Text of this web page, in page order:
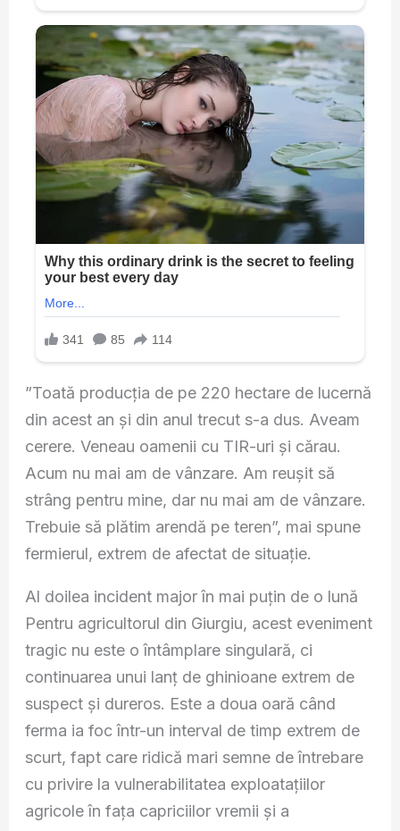
”Toată producția de pe 220 hectare de lucernă
din acest an și din anul trecut s-a dus. Aveam
cerere. Veneau oamenii cu TIR-uri și cărau.
Acum nu mai am de vânzare. Am reușit să
strâng pentru mine, dar nu mai am de vânzare.
Trebuie să plătim arendă pe teren”, mai spune
fermierul, extrem de afectat de situație.
Al doilea incident major în mai puțin de o lună
Pentru agricultorul din Giurgiu, acest eveniment
tragic nu este o întâmplare singulară, ci
continuarea unui lanț de ghinioane extrem de
suspect și dureros. Este a doua oară când
ferma ia foc într-un interval de timp extrem de
scurt, fapt care ridică mari semne de întrebare
cu privire la vulnerabilitatea exploatațiilor
agricole în fața capriciilor vremii și a